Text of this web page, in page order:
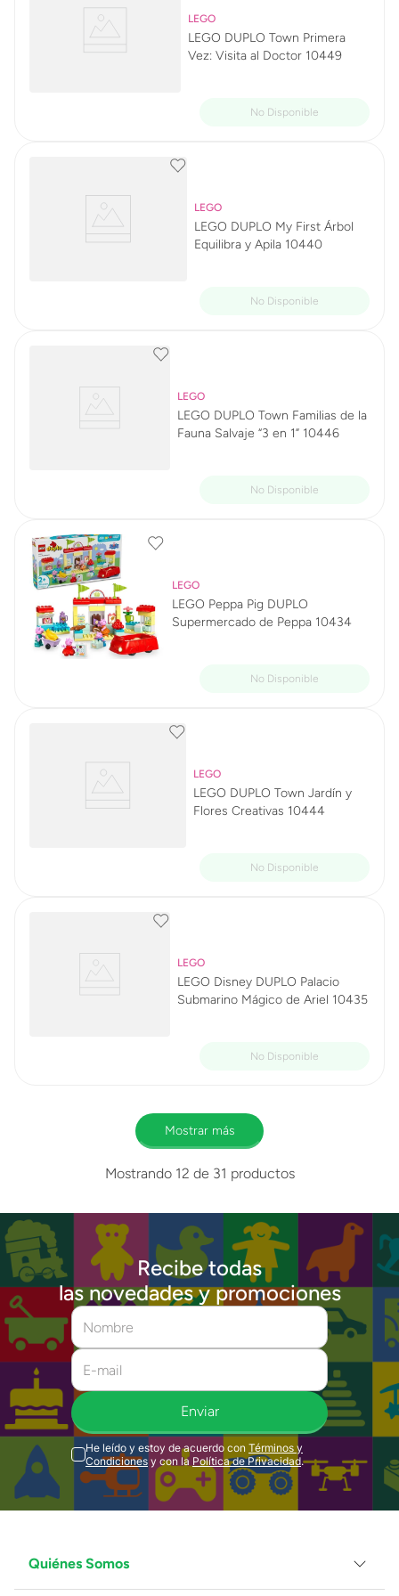
LEGO
LEGO DUPLO Town Primera
Vez: Visita al Doctor 10449
LEGO
LEGO DUPLO My First Árbol
Equilibra y Apila 10440
LEGO
LEGO DUPLO Town Familias de la
Fauna Salvaje “3 en 1” 10446
LEGO
LEGO Peppa Pig DUPLO
Supermercado de Peppa 10434
LEGO
LEGO DUPLO Town Jardín y
Flores Creativas 10444
LEGO
LEGO Disney DUPLO Palacio
Submarino Mágico de Ariel 10435
Mostrar más
Mostrando 12 de 31 productos
Recibe todas
las novedades y promociones
Enviar
He leído y estoy de acuerdo con Términos y
Condiciones y con la Política de Privacidad.
Quiénes Somos